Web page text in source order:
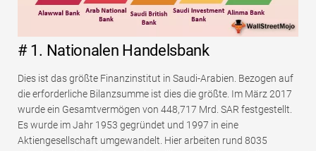
# 1. Nationalen Handelsbank
Dies ist das größte Finanzinstitut in Saudi-Arabien. Bezogen auf
die erforderliche Bilanzsumme ist dies die größte. Im März 2017
wurde ein Gesamtvermögen von 448,717 Mrd. SAR festgestellt.
Es wurde im Jahr 1953 gegründet und 1997 in eine
Aktiengesellschaft umgewandelt. Hier arbeiten rund 8035